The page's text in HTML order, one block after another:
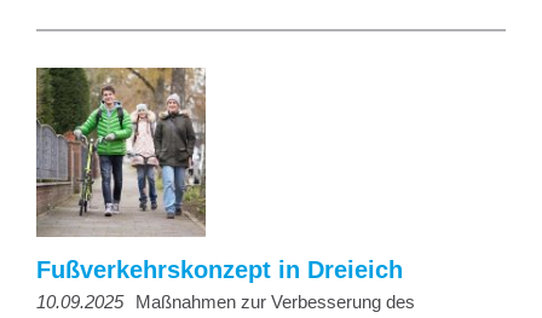
Fußverkehrskonzept in Dreieich
10.09.2025
Maßnahmen zur Verbesserung des